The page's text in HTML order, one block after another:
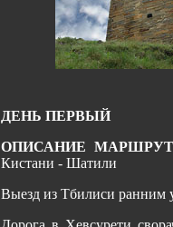
ДЕНЬ ПЕРВЫЙ
ОПИСАНИЕ
Кистани - Шатили
Выезд из Тбилиси ранним